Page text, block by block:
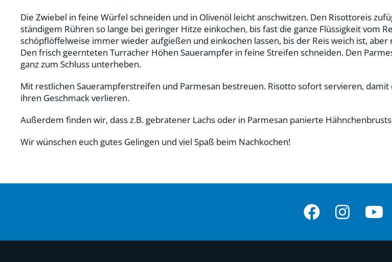
Die Zwiebel in feine Würfel schneiden und in Olivenöl leicht anschwitzen. Den Risottoreis
ständigem Rühren so lange bei geringer Hitze einkochen, bis fast die ganze Flüssigkeit vom
schöpflöffelweise immer wieder aufgießen und einkochen lassen, bis der Reis weich ist, aber
Den frisch geernteten Turracher Höhen Sauerampfer in feine Streifen schneiden. Den
ganz zum Schluss unterheben.
Mit restlichen Sauerampferstreifen und Parmesan bestreuen. Risotto sofort servieren,
ihren Geschmack verlieren.
Außerdem finden wir, dass z.B. gebratener Lachs oder in Parmesan panierte
Wir wünschen euch gutes Gelingen und viel Spaß beim Nachkochen!